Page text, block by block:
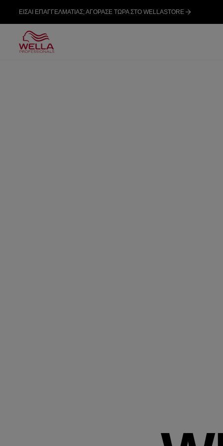
ΕΙΣΑΙ ΕΠΑΓΓΕΛΜΑΤΙΑΣ; ΑΓΟΡΑΣΕ ΤΩΡΑ ΣΤΟ WELLASTORE